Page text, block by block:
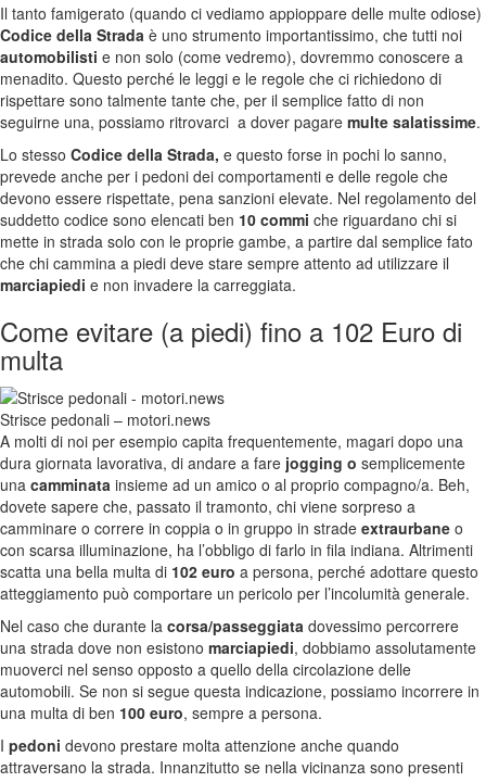
Il tanto famigerato (quando ci vediamo appioppare delle multe odiose)
Codice della Strada è uno strumento importantissimo, che tutti noi
automobilisti e non solo (come vedremo), dovremmo conoscere a
menadito. Questo perché le leggi e le regole che ci richiedono di
rispettare sono talmente tante che, per il semplice fatto di non
seguirne una, possiamo ritrovarci a dover pagare multe salatissime.
Lo stesso Codice della Strada, e questo forse in pochi lo sanno,
prevede anche per i pedoni dei comportamenti e delle regole che
devono essere rispettate, pena sanzioni elevate. Nel regolamento del
suddetto codice sono elencati ben 10 commi che riguardano chi si
mette in strada solo con le proprie gambe, a partire dal semplice fato
che chi cammina a piedi deve stare sempre attento ad utilizzare il
marciapiedi e non invadere la carreggiata.
Come evitare (a piedi) fino a 102 Euro di
multa
Strisce pedonali – motori.news
A molti di noi per esempio capita frequentemente, magari dopo una
dura giornata lavorativa, di andare a fare jogging o semplicemente
una camminata insieme ad un amico o al proprio compagno/a. Beh,
dovete sapere che, passato il tramonto, chi viene sorpreso a
camminare o correre in coppia o in gruppo in strade extraurbane o
con scarsa illuminazione, ha l’obbligo di farlo in fila indiana. Altrimenti
scatta una bella multa di 102 euro a persona, perché adottare questo
atteggiamento può comportare un pericolo per l’incolumità generale.
Nel caso che durante la corsa/passeggiata dovessimo percorrere
una strada dove non esistono marciapiedi, dobbiamo assolutamente
muoverci nel senso opposto a quello della circolazione delle
automobili. Se non si segue questa indicazione, possiamo incorrere in
una multa di ben 100 euro, sempre a persona.
I pedoni devono prestare molta attenzione anche quando
attraversano la strada. Innanzitutto se nella vicinanza sono presenti